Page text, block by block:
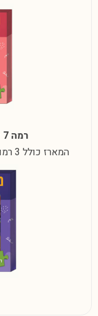
רמה 7
המארז כולל 3 רמות: 20 חלקים, 25 חלקים ו-30 חלקים.